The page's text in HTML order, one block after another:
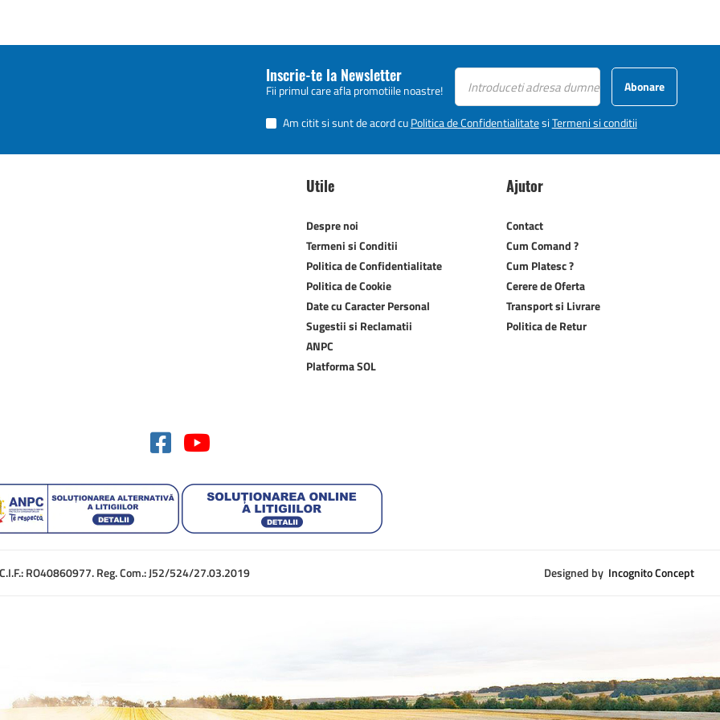
Inscrie-te la Newsletter
Fii primul care afla promotiile noastre! Abonare
Am citit si sunt de acord cuPolitica de ConfidentialitatesiTermeni si conditii
Utile
Despre noi
Termeni si Conditii
Politica de Confidentialitate
Politica de Cookie
Date cu Caracter Personal
Sugestii si Reclamatii
ANPC
Platforma SOL
Ajutor
Contact
Cum Comand ?
Cum Platesc ?
Cerere de Oferta
Transport si Livrare
Politica de Retur
RO40860977. Reg. Com.: J52/524/27.03.2019 Designed by Incognito Concept